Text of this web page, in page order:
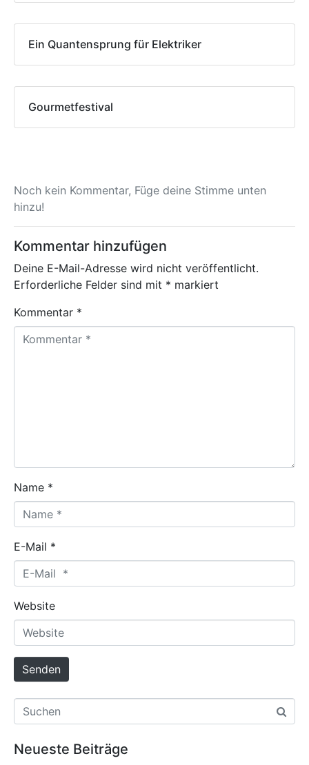
Ein Quantensprung für Elektriker
Gourmetfestival
Noch kein Kommentar, Füge deine Stimme unten
hinzu!
Kommentar hinzufügen
Deine E-Mail-Adresse wird nicht veröffentlicht.
Erforderliche Felder sind mit * markiert
Kommentar *
Name *
E-Mail *
Website
Senden
Neueste Beiträge